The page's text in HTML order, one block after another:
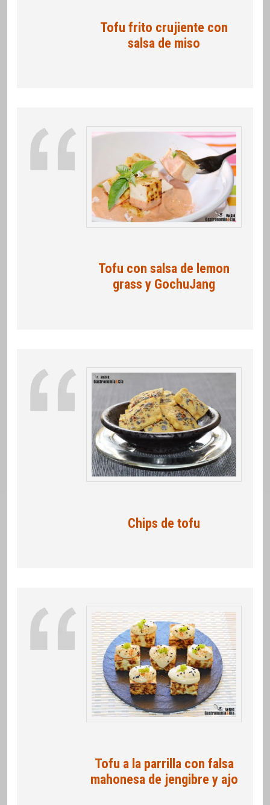
Tofu frito crujiente con
salsa de miso
Tofu con salsa de lemon
grass y GochuJang
Chips de tofu
Tofu a la parrilla con falsa
mahonesa de jengibre y ajo